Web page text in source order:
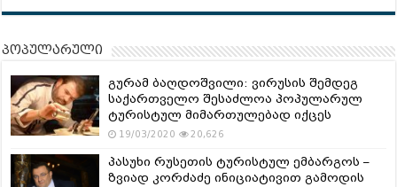
პოპულარული
გურამ ბაღდოშვილი: ვირუსის შემდეგ
საქართველო შესაძლოა პოპულარულ
ტურისტულ მიმართულებად იქცეს
19/03/2020 20,626
პასუხი რუსეთის ტურისტულ ემბარგოს –
ზვიად კორძაძე ინიციატივით გამოდის